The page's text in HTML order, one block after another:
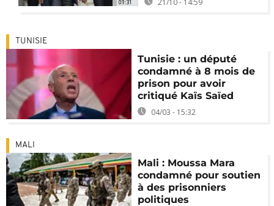
01:31 21/10 - 14:59
TUNISIE
Tunisie : un député
condamné à 8 mois de
prison pour avoir
critiqué Kaïs Saïed
04/03 - 15:32
MALI
Mali : Moussa Mara
condamné pour soutien
à des prisonniers
politiques